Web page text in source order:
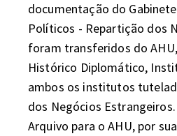
documentação do
Políticos - Repartição dos
foram transferidos do
Histórico Diplomático,
ambos os institutos
dos Negócios
Arquivo para o AHU, por